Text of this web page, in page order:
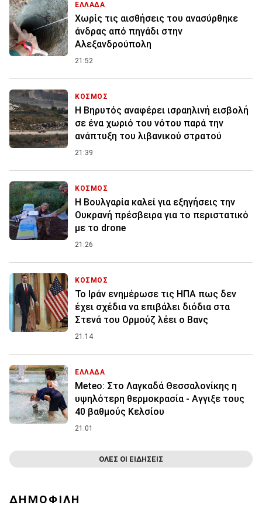
ΕΛΛΑΔΑ
Χωρίς τις αισθήσεις του ανασύρθηκε
άνδρας από πηγάδι στην
Αλεξανδρούπολη
21:52
ΚΟΣΜΟΣ
Η Βηρυτός αναφέρει ισραηλινή εισβολή
σε ένα χωριό του νότου παρά την
ανάπτυξη του λιβανικού στρατού
21:39
ΚΟΣΜΟΣ
Η Βουλγαρία καλεί για εξηγήσεις την
Ουκρανή πρέσβειρα για το περιστατικό
με το drone
21:26
ΚΟΣΜΟΣ
To Ιράν ενημέρωσε τις ΗΠΑ πως δεν
έχει σχέδια να επιβάλει διόδια στα
Στενά του Ορμούζ λέει ο Βανς
21:14
ΕΛΛΑΔΑ
Meteo: Στο Λαγκαδά Θεσσαλονίκης η
υψηλότερη θερμοκρασία - Αγγιξε τους
40 βαθμούς Κελσίου
21:01
ΟΛΕΣ ΟΙ ΕΙΔΗΣΕΙΣ
ΔΗΜΟΦΙΛΗ